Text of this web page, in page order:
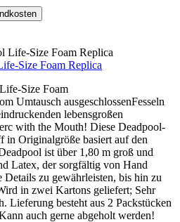
Size Foam Replica
Size Foam
Umtausch ausgeschlossenFesseln
lebensgroßen
with the Mouth! Diese Deadpool-
in Originalgröße basiert auf den
ist über 1,80 m groß und
Latex, der sorgfältig von Hand
Details zu gewährleisten, bis hin zu
in zwei Kartons geliefert; Sehr
Lieferung besteht aus 2 Packstücken
auch gerne abgeholt werden!